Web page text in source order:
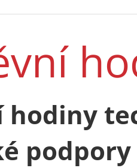
hodiny
podpory